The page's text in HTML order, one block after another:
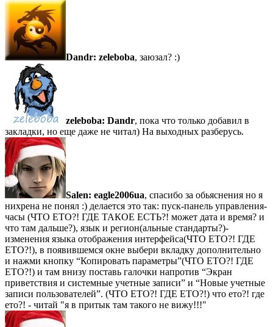
Dandr: zeleboba, заюзал? :)
zeleboba: Dandr, пока что только добавил в
закладки, но еще даже не читал) На выходных разберусь.
Salen: eagle2006ua, спасибо за обьяснения но я
нихрена не понял :) делается это так: пуск-панель управления-
часы (ЧТО ЕТО?! ГДЕ ТАКОЕ ЕСТЬ?! может дата и время? и
что там дальше?), язык и регион(альные стандарты?)-
изменения языка отображения интерфейса(ЧТО ЕТО?! ГДЕ
ЕТО?!), в появившемся окне выбери вкладку дополнительно
и нажми кнопку “Копировать параметры”(ЧТО ЕТО?! ГДЕ
ЕТО?!) и там внизу поставь галочки напротив “Экран
приветствия и системные учетные записи” и “Новые учетные
записи пользователей”. (ЧТО ЕТО?! ГДЕ ЕТО?!) что ето?! где
ето?! - читай "я в притык там такого не вижу!!!"